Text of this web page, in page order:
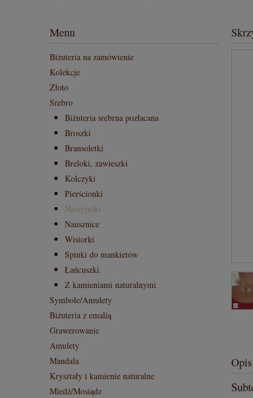
Menu
Biżuteria na zamówienie
Kolekcje
Złoto
Srebro
Biżuteria srebrna pozłacana
Broszki
Bransoletki
Breloki, zawieszki
Kolczyki
Pierścionki
Naszyjniki
Nausznice
Wisiorki
Spinki do mankietów
Łańcuszki
Z kamieniami naturalnymi
Symbole/Amulety
Biżuteria z emalią
Grawerowanie
Amulety
Mandala
Kryształy i kamienie naturalne
Miedź/Mosiądz
Opis